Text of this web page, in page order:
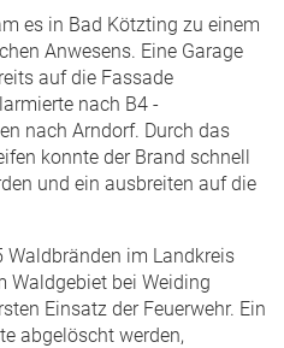
es in Bad Kötzting zu einem
Anwesens. Eine Garage
auf die Fassade
nach B4 -
nach Arndorf. Durch das
konnte der Brand schnell
und ein ausbreiten auf die
Waldbränden im Landkreis
Waldgebiet bei Weiding
Einsatz der Feuerwehr. Ein
abgelöscht werden,